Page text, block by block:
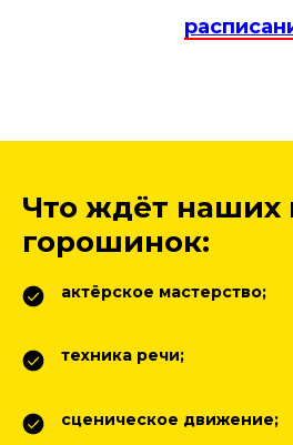
Что ждёт наших
горошинок:
актёрское мастерство;
техника речи;
сценическое движение;